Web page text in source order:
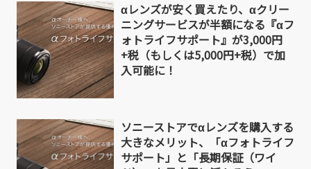
αレンズが安く買えたり、αクリー
ニングサービスが半額になる『αフ
ォトライフサポート』が3,000円
+税（もしくは5,000円+税）で加
入可能に！
ソニーストアでαレンズを購入する
大きなメリット、「αフォトライフ
サポート」と「長期保証（ワイ